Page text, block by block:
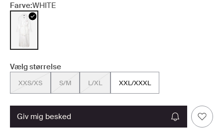
Farve:WHITE
Vælg størrelse
XXS/XS S/M L/XL XXL/XXXL
giv mig besked